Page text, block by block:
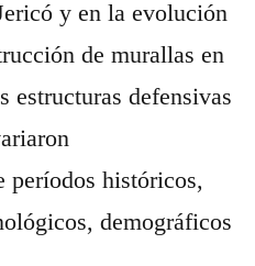
y en la evolución
de murallas en
estructuras defensivas
períodos históricos,
demográficos